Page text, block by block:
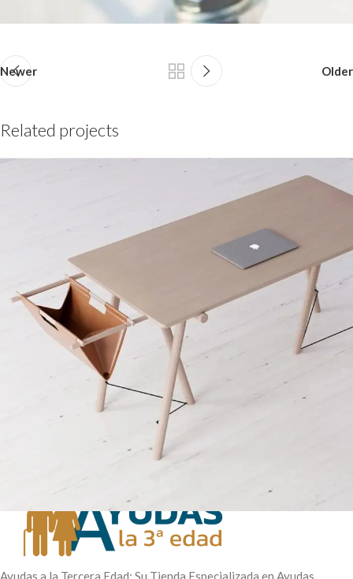
Newer Older
Related projects
Decor
Et vestibulum quis a suspendisse
Ayudas a la Tercera Edad: Su Tienda Especializada en Ayudas